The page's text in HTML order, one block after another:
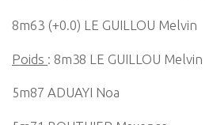
8m63 (+0.0) LE GUILLOU Melvin
Poids : 8m38 LE GUILLOU Melvin
5m87 ADUAYI Noa